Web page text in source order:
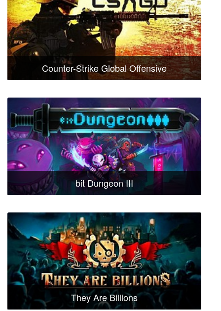
Counter-Strike Global Offensive
bit Dungeon III
They Are Billions